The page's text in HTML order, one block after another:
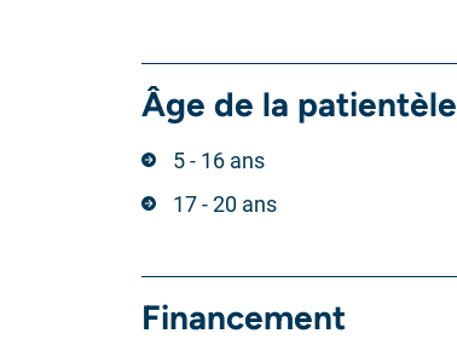
Âge de la patientèle
5 - 16 ans
17 - 20 ans
Financement